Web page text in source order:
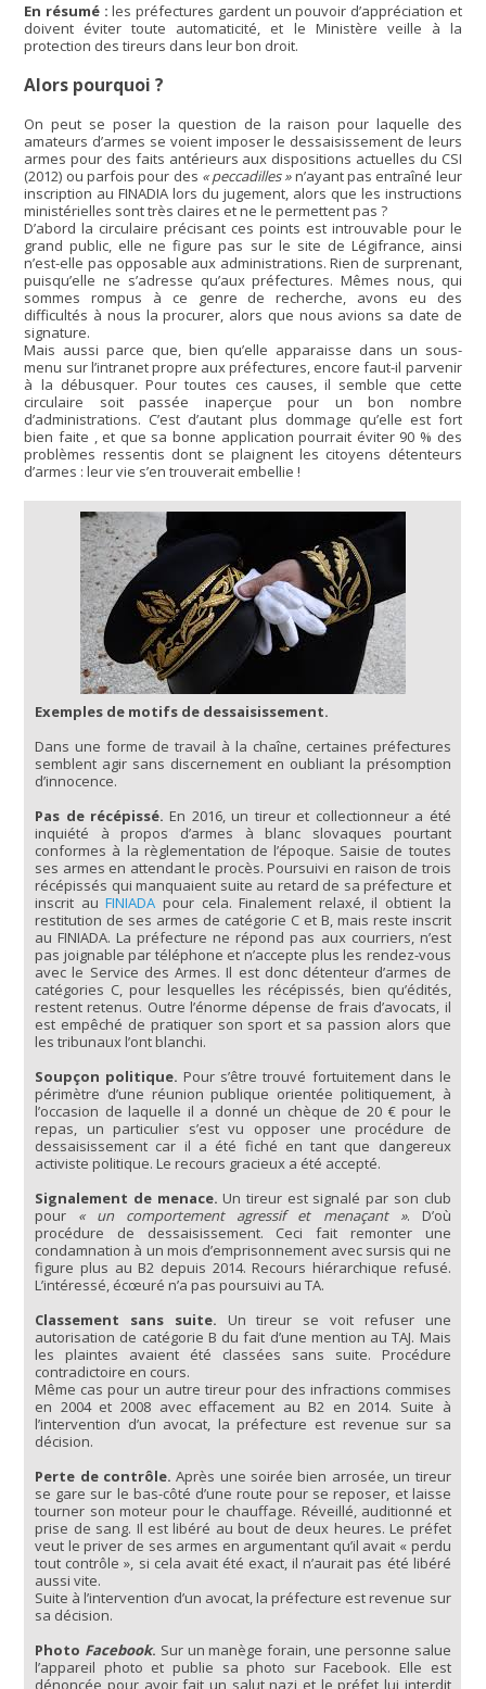
En résumé :les préfectures gardent un pouvoir d’appréciation et
doivent éviter toute automaticité, et le Ministère veille à la
protection des tireurs dans leur bon droit.
Alors pourquoi ?
On peut se poser la question de la raison pour laquelle des
amateurs d’armes se voient imposer le dessaisissement de leurs
armes pour des faits antérieurs aux dispositions actuelles du CSI
(2012) ou parfois pour des « peccadilles »n’ayant pas entraîné leur
inscription au FINADIA lors du jugement, alors que les instructions
ministérielles sont très claires et ne le permettent pas ?
D’abord la circulaire précisant ces points est introuvable pour le
grand public, elle ne figure pas sur le site de Légifrance, ainsi
n’est-elle pas opposable aux administrations. Rien de surprenant,
puisqu’elle ne s’adresse qu’aux préfectures. Mêmes nous, qui
sommes rompus à ce genre de recherche, avons eu des
difficultés à nous la procurer, alors que nous avions sa date de
signature.
Mais aussi parce que, bien qu’elle apparaisse dans un sous-
menu sur l’intranet propre aux préfectures, encore faut-il parvenir
à la débusquer. Pour toutes ces causes, il semble que cette
circulaire soit passée inaperçue pour un bon nombre
d’administrations. C’est d’autant plus dommage qu’elle est fort
bien faite , et que sa bonne application pourrait éviter 90 % des
problèmes ressentis dont se plaignent les citoyens détenteurs
d’armes : leur vie s’en trouverait embellie !
Exemples de motifs de dessaisissement.
Dans une forme de travail à la chaîne, certaines préfectures
semblent agir sans discernement en oubliant la présomption
d’innocence.
Pas de récépissé. En 2016, un tireur et collectionneur a été
inquiété à propos d’armes à blanc slovaques pourtant
conformes à la règlementation de l’époque. Saisie de toutes
ses armes en attendant le procès. Poursuivi en raison de trois
récépissés qui manquaient suite au retard de sa préfecture et
inscrit auFINIADA pour cela. Finalement relaxé, il obtient la
restitution de ses armes de catégorie C et B, mais reste inscrit
au FINIADA. La préfecture ne répond pas aux courriers, n’est
pas joignable par téléphone et n’accepte plus les rendez-vous
avec le Service des Armes. Il est donc détenteur d’armes de
catégories C, pour lesquelles les récépissés, bien qu’édités,
restent retenus. Outre l’énorme dépense de frais d’avocats, il
est empêché de pratiquer son sport et sa passion alors que
les tribunaux l’ont blanchi.
Soupçon politique. Pour s’être trouvé fortuitement dans le
périmètre d’une réunion publique orientée politiquement, à
l’occasion de laquelle il a donné un chèque de 20 € pour le
repas, un particulier s’est vu opposer une procédure de
dessaisissement car il a été fiché en tant que dangereux
activiste politique. Le recours gracieux a été accepté.
Signalement de menace. Un tireur est signalé par son club
pour « un comportement agressif et menaçant ». D’où
procédure de dessaisissement. Ceci fait remonter une
condamnation à un mois d’emprisonnement avec sursis qui ne
figure plus au B2 depuis 2014. Recours hiérarchique refusé.
L’intéressé, écœuré n’a pas poursuivi au TA.
Classement sans suite. Un tireur se voit refuser une
autorisation de catégorie B du fait d’une mention au TAJ. Mais
les plaintes avaient été classées sans suite. Procédure
contradictoire en cours.
Même cas pour un autre tireur pour des infractions commises
en 2004 et 2008 avec effacement au B2 en 2014. Suite à
l’intervention d’un avocat, la préfecture est revenue sur sa
décision.
Perte de contrôle. Après une soirée bien arrosée, un tireur
se gare sur le bas-côté d’une route pour se reposer, et laisse
tourner son moteur pour le chauffage. Réveillé, auditionné et
prise de sang. Il est libéré au bout de deux heures. Le préfet
veut le priver de ses armes en argumentant qu’il avait « perdu
tout contrôle », si cela avait été exact, il n’aurait pas été libéré
aussi vite.
Suite à l’intervention d’un avocat, la préfecture est revenue sur
sa décision.
Photo Facebook. Sur un manège forain, une personne salue
l’appareil photo et publie sa photo sur Facebook. Elle est
dénoncée pour avoir fait un salut nazi et le préfet lui interdit